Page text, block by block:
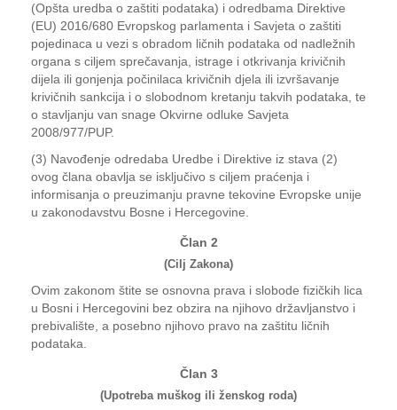
(Opšta uredba o zaštiti podataka) i odredbama Direktive
(EU) 2016/680 Evropskog parlamenta i Savjeta o zaštiti
pojedinaca u vezi s obradom ličnih podataka od nadležnih
organa s ciljem sprečavanja, istrage i otkrivanja krivičnih
dijela ili gonjenja počinilaca krivičnih djela ili izvršavanje
krivičnih sankcija i o slobodnom kretanju takvih podataka, te
o stavljanju van snage Okvirne odluke Savjeta
2008/977/PUP.
(3) Navođenje odredaba Uredbe i Direktive iz stava (2)
ovog člana obavlja se isključivo s ciljem praćenja i
informisanja o preuzimanju pravne tekovine Evropske unije
u zakonodavstvu Bosne i Hercegovine.
Član 2
(Cilj Zakona)
Ovim zakonom štite se osnovna prava i slobode fizičkih lica
u Bosni i Hercegovini bez obzira na njihovo državljanstvo i
prebivalište, a posebno njihovo pravo na zaštitu ličnih
podataka.
Član 3
(Upotreba muškog ili ženskog roda)